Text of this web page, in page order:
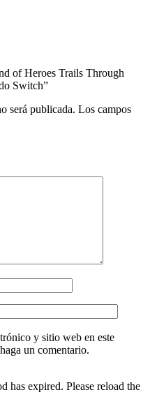
of Heroes Trails Through
Switch”
será publicada. Los campos
y sitio web en este
un comentario.
expired. Please reload the